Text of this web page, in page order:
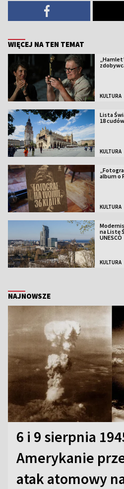
WIĘCEJ NA TEN TEMAT
KULTURA
Lista
18
KULTURA
album o
KULTURA
na Listę
UNESCO
KULTURA
NAJNOWSZE
6 i 9 sierpnia
Amerykanie
atak atomowy